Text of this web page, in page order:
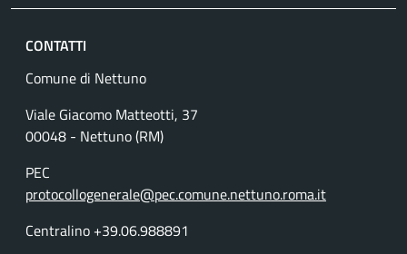
CONTATTI
Comune di Nettuno
Viale Giacomo Matteotti, 37
00048 - Nettuno (RM)
PEC
protocollogenerale@pec.comune.nettuno.roma.it
Centralino +39.06.988891